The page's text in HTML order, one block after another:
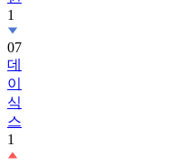
07
데
이
식
스
1
08
김